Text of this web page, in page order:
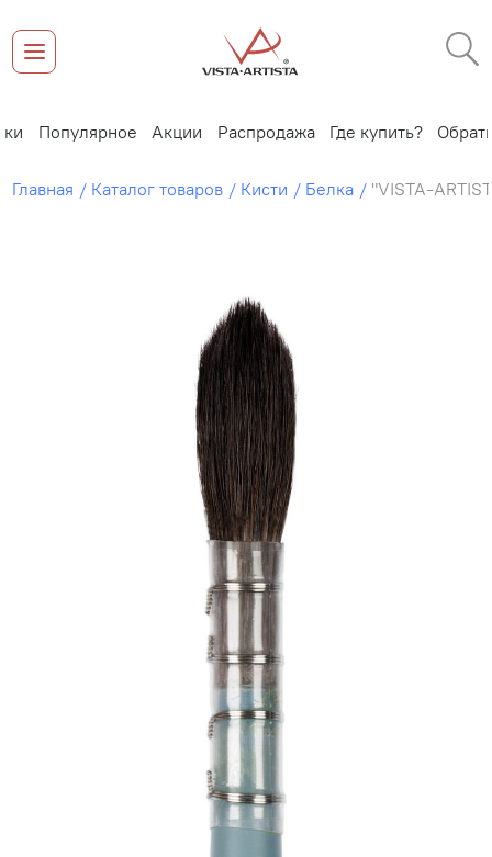
Популярное Акции Распродажа Где купить? Обратная
Главная Каталог товаров Кисти Белка "VISTA-